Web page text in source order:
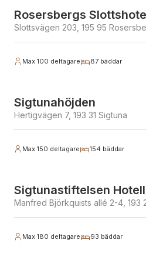
Rosersbergs
Slottsvägen 203, 195 95
Max 100 deltagare 87 bäddar
Sigtunahöjden
Hertigvägen 7, 193 31 Sigtuna
Max 150 deltagare 154 bäddar
Sigtunastiftelsen
Manfred Björkquists allé 2-4, 193
Max 180 deltagare 93 bäddar